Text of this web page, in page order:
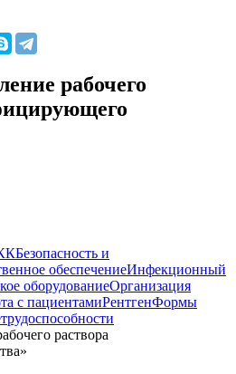
рабочего
Безопасность и
обеспечениеИнфекционный
оборудованиеОрганизация
с пациентамиРентгенФормы
раствора